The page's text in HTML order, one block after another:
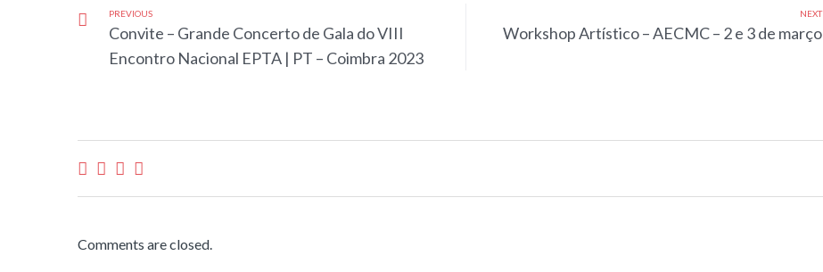
PREVIOUS
Convite – Grande Concerto de Gala do VIII
Encontro Nacional EPTA | PT – Coimbra 2023
NEXT
Workshop Artístico – AECMC – 2 e 3 de março
Comments are closed.